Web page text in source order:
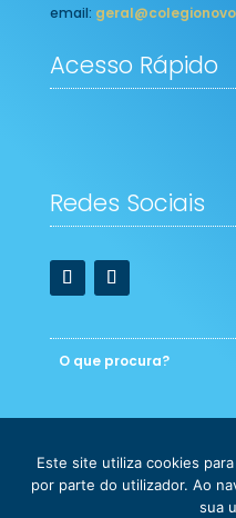
email:
Acesso Rápido
Redes Sociais
© Copyright - 2026 -
International School
Este site utiliza cookies
por parte do utilizador. Ao
sua